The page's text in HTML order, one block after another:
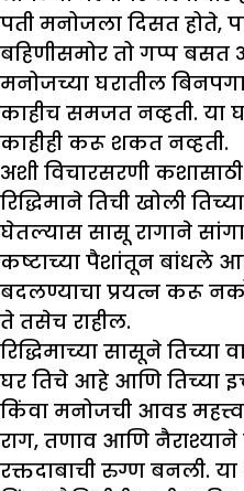
पती मनोजला दिसत
बहिणीसमोर तो गप्प बसत
मनोजच्या घरातील
काहीच समजत नव्हती. या
काहीही करू शकत नव्हती.
अशी विचारसरणी कशासाठी
रिद्धिमाने तिची खोली
घेतल्यास सासू रागाने
कष्टाच्या पैशांतून बांधले
बदलण्याचा प्रयत्न करू
ते तसेच राहील.
रिद्धिमाच्या सासूने
घर तिचे आहे आणि तिच्या
किंवा मनोजची आवड
राग, तणाव आणि नैराश्याने
रक्तदाबाची रुग्ण बनली. या